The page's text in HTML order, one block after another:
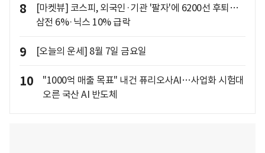
8
[마켓뷰] 코스피, 외국인·기관 '팔자'에 6200선 후퇴…
삼전 6%·닉스 10% 급락
9 [오늘의 운세] 8월 7일 금요일
10
"1000억 매출 목표" 내건 퓨리오사AI…사업화 시험대
오른 국산 AI 반도체